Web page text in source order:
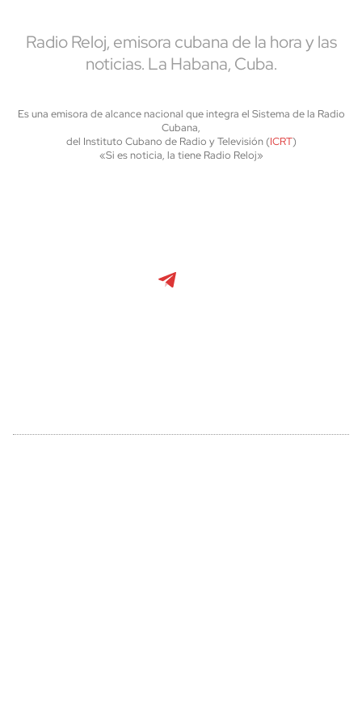
Radio Reloj, emisora cubana de la hora y las
noticias. La Habana, Cuba.
Es una emisora de alcance nacional que integra el Sistema de la Radio
Cubana,
del Instituto Cubano de Radio y Televisión (ICRT)
«Si es noticia, la tiene Radio Reloj»